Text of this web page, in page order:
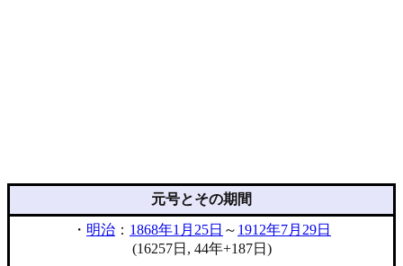
元号とその期間
・ 明治 ： 1868年1月25日 ～ 1912年7月29日
(16257日, 44年+187日)